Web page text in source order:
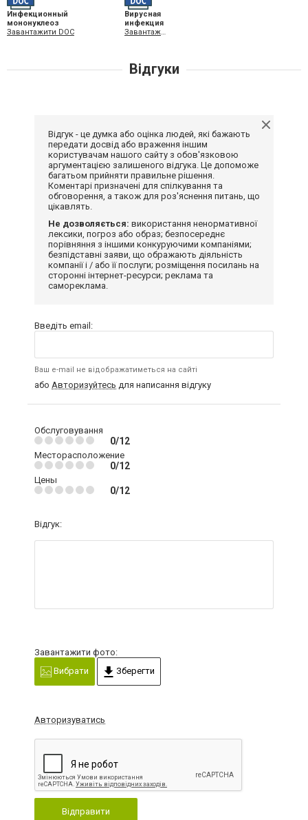
Инфекционный
мононуклеоз
Завантажити DOC
Вирусная
инфекция
Завантажити DOC
Відгуки
Відгук - це думка або оцінка людей, які бажають
передати досвід або враження іншим
користувачам нашого сайту з обов'язковою
аргументацією залишеного відгука. Це допоможе
багатьом прийняти правильне рішення.
Коментарі призначені для спілкування та
обговорення, а також для роз'яснення питань, що
цікавлять.
Не дозволяється: використання ненормативної
лексики, погроз або образ; безпосереднє
порівняння з іншими конкуруючими компаніями;
безпідставні заяви, що ображають діяльність
компанії і / або її послуги; розміщення посилань на
сторонні інтернет-ресурси; реклама та
самореклама.
Введіть email:
Ваш e-mail не відображатиметься на сайті
або Авторизуйтесь для написання відгуку
Обслуговування
0/12
Месторасположение
0/12
Цены
0/12
Відгук:
Завантажити фото:
Вибрати
Зберегти
Авторизуватись
Відправити